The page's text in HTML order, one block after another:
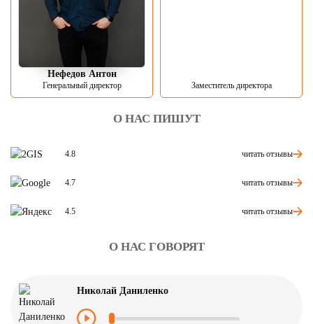
Нефедов Антон
Генеральный директор Заместитель директора
О НАС ПИШУТ
4.8 читать отзывы
4.7 читать отзывы
4.5 читать отзывы
О НАС ГОВОРЯТ
Николай Даниленко